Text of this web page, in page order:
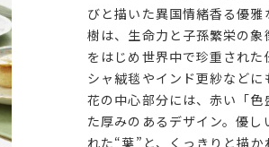
びと描いた異国情緒香る優
樹は、生命力と子孫繁栄の
をはじめ世界中で珍重され
シャ絨毯やインド更紗などに
花の中心部分には、赤い「
た厚みのあるデザイン。優
れた“葉”と、くっきりと描